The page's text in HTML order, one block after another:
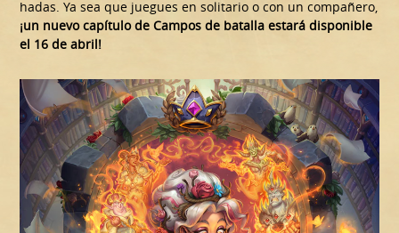
hadas. Ya sea que juegues en solitario o con un compañero,
¡un nuevo capítulo de Campos de batalla estará disponible
el 16 de abril!